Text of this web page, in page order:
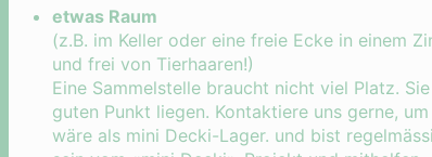
etwas Raum
(z.B. im Keller oder eine freie Ecke in einem
und frei von Tierhaaren!)
Eine Sammelstelle braucht nicht viel Platz.
guten Punkt liegen. Kontaktiere uns gerne,
wäre als mini Decki-Lager. und bist